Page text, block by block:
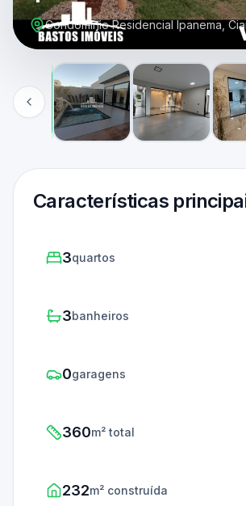
Condomínio Residencial Ipanema,
Características
3quartos
3banheiros
0garagens
360m² total
232m² construída